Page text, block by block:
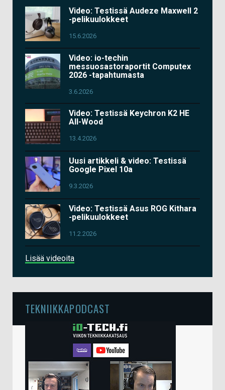
Video: Testissä Audeze Maxwell 2
-pelikuulokkeet
15.6.2026
Video: io-techin
messuosastoraportit Computex
2026 -tapahtumasta
3.6.2026
Video: Testissä Keychron K2 HE
All-Wood
13.4.2026
Uusi artikkeli & video: Testissä
Google Pixel 10a
9.3.2026
Video: Testissä Asus ROG Kithara
-pelikuulokkeet
11.2.2026
Lisää videoita
TEKNIIKKAPODCAST